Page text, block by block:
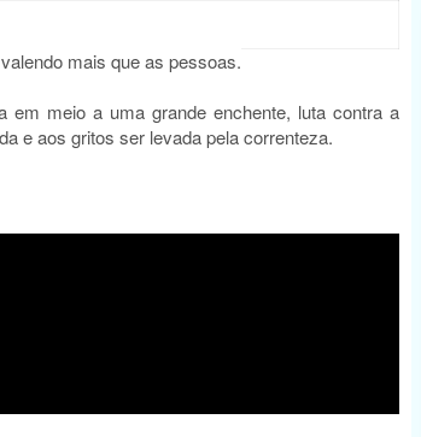
mais que as pessoas.
meio a uma grande enchente, luta contra a
e aos gritos ser levada pela correnteza.